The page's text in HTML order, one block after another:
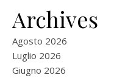
Archives
Agosto 2026
Luglio 2026
Giugno 2026